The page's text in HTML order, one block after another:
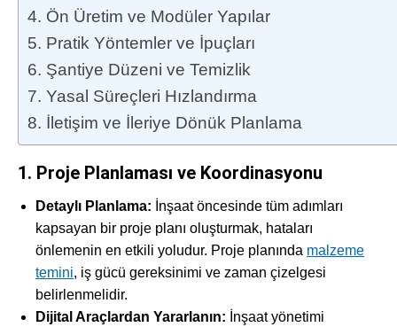
4. Ön Üretim ve Modüler Yapılar
5. Pratik Yöntemler ve İpuçları
6. Şantiye Düzeni ve Temizlik
7. Yasal Süreçleri Hızlandırma
8. İletişim ve İleriye Dönük Planlama
1. Proje Planlaması ve Koordinasyonu
Detaylı Planlama: İnşaat öncesinde tüm adımları
kapsayan bir proje planı oluşturmak, hataları
önlemenin en etkili yoludur. Proje planında malzeme
temini, iş gücü gereksinimi ve zaman çizelgesi
belirlenmelidir.
Dijital Araçlardan Yararlanın: İnşaat yönetimi